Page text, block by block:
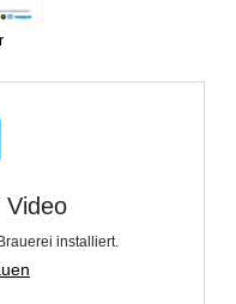
Video
installiert.